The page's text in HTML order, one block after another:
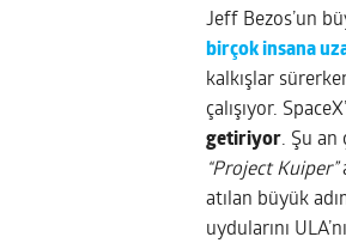
Jeff Bezos’un
birçok insana
kalkışlar
çalışıyor.
getiriyor. Şu an
“Project Kuiper”
atılan büyük
uydularını